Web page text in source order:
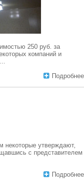
250 руб. за
компаний и
Подробнее
некоторые утверждают,
с представителем
Подробнее